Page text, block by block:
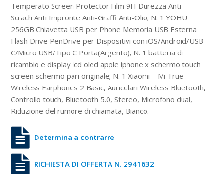
Temperato Screen Protector Film 9H Durezza Anti-
Scrach Anti Impronte Anti-Graffi Anti-Olio; N. 1 YOHU
256GB Chiavetta USB per Phone Memoria USB Esterna
Flash Drive PenDrive per Dispositivi con iOS/Android/USB
C/Micro USB/Tipo C Porta(Argento); N. 1 batteria di
ricambio e display lcd oled apple iphone x schermo touch
screen schermo pari originale; N. 1 Xiaomi – Mi True
Wireless Earphones 2 Basic, Auricolari Wireless Bluetooth,
Controllo touch, Bluetooth 5.0, Stereo, Microfono dual,
Riduzione del rumore di chiamata, Bianco.
Determina a contrarre
RICHIESTA DI OFFERTA N. 2941632